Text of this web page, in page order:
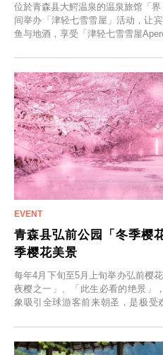
位於青森县大鰐温泉的温泉旅馆「
间举办「津轻七雪雪屋」活动，让
鱼与地酒，享受「津轻七雪雪屋
青森县弘前公园「冬季樱
季樱花美景
每年4月下旬至5月上旬举办弘前樱
夜樱之一」、「此生必看的绝景」
象吸引全球游客前来朝圣，是极
「冬季樱花灯光秀」。